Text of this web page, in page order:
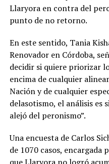
Llaryora en contra del
punto de no retorno.
En este sentido, Tania
Renovador en Córdoba,
decidir si quiere priorizar
encima de cualquier
Nación y de cualquier
delasotismo, el análisis es
alejó del peronismo”.
Una encuesta de Carlos
de 1070 casos,
que Llaryora no logró